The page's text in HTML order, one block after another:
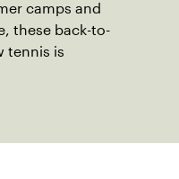
camps and
these back-to-
tennis is